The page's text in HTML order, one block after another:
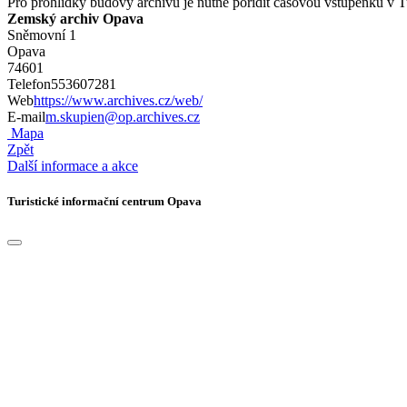
Zemský archiv Opava
Sněmovní 1
Opava
74601
Telefon553607281
Webhttps://www.archives.cz/web/
E-mailm.skupien@op.archives.cz
Mapa
Zpět
Další informace a akce
Turistické informační centrum Opava